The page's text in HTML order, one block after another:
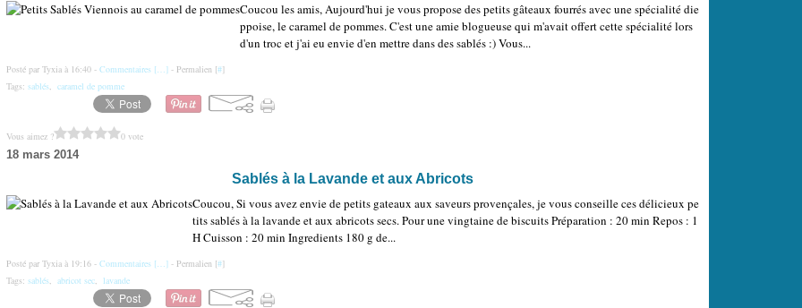
Coucou les amis, Aujourd'hui je vous propose des petits gâteaux fourrés avec une spécialité die
ppoise, le caramel de pommes. C'est une amie blogueuse qui m'avait offert cette spécialité lors
d'un troc et j'ai eu envie d'en mettre dans des sablés :) Vous...
Posté par Tyxia à 16:40 - Commentaires […]- Permalien [#]
Tags: sablés, caramel de pomme
Vous aimez ? 0 vote
18 mars 2014
Sablés à la Lavande et aux Abricots
Coucou, Si vous avez envie de petits gateaux aux saveurs provençales, je vous conseille ces délicieux pe
tits sablés à la lavande et aux abricots secs. Pour une vingtaine de biscuits Préparation : 20 min Repos : 1
H Cuisson : 20 min Ingredients 180 g de...
Posté par Tyxia à 19:16 - Commentaires […]- Permalien [#]
Tags: sablés, abricot sec, lavande